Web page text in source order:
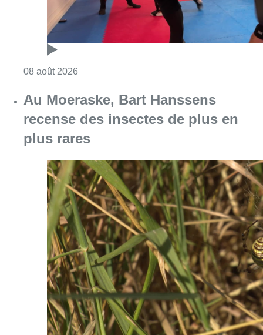
08 août 2026Consulter l'article "Au Moeraske, Bart
Marathon de contrôles de vitesse
ce week-end: “Une moto a été
flashée à 121 km/h sur l’avenue de
Tervuren”